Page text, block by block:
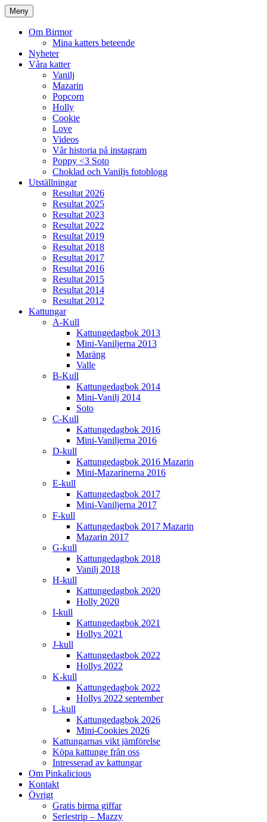
Meny
Om Birmor
Mina katters beteende
Nyheter
Våra katter
Vanilj
Mazarin
Popcorn
Holly
Cookie
Love
Videos
Vår historia på instagram
Poppy <3 Soto
Choklad och Vaniljs fotoblogg
Utställningar
Resultat 2026
Resultat 2025
Resultat 2023
Resultat 2022
Resultat 2019
Resultat 2018
Resultat 2017
Resultat 2016
Resultat 2015
Resultat 2014
Resultat 2012
Kattungar
A-Kull
Kattungedagbok 2013
Mini-Vaniljerna 2013
Maräng
Valle
B-Kull
Kattungedagbok 2014
Mini-Vanilj 2014
Soto
C-Kull
Kattungedagbok 2016
Mini-Vaniljerna 2016
D-kull
Kattungedagbok 2016 Mazarin
Mini-Mazarinerna 2016
E-kull
Kattungedagbok 2017
Mini-Vaniljerna 2017
F-kull
Kattungedagbok 2017 Mazarin
Mazarin 2017
G-kull
Kattungedagbok 2018
Vanilj 2018
H-kull
Kattungedagbok 2020
Holly 2020
I-kull
Kattungedagbok 2021
Hollys 2021
J-kull
Kattungedagbok 2022
Hollys 2022
K-kull
Kattungedagbok 2022
Hollys 2022 september
L-kull
Kattungedagbok 2026
Mini-Cookies 2026
Kattungarnas vikt jämförelse
Köpa kattunge från oss
Intresserad av kattungar
Om Pinkalicious
Kontakt
Övrigt
Gratis birma giffar
Seriestrip – Mazzy